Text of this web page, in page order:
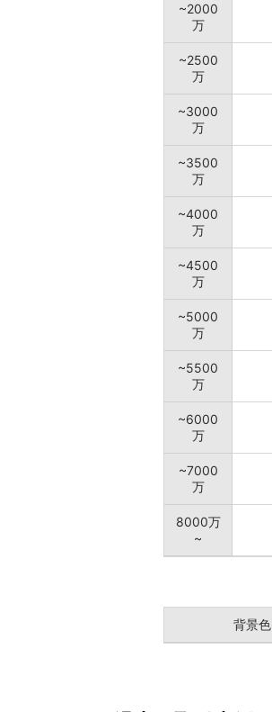
~2000
万
~2500
万
~3000
万
~3500
万
~4000
万
~4500
万
~5000
万
~5500
万
~6000
万
~7000
万
8000万
~
背景色